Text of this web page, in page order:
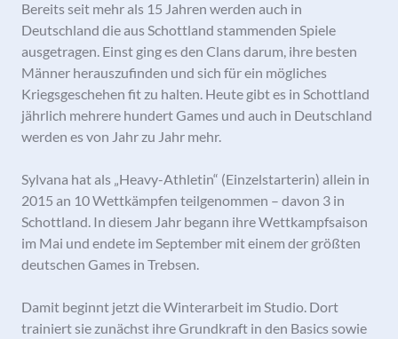
Bereits seit mehr als 15 Jahren werden auch in
Deutschland die aus Schottland stammenden Spiele
ausgetragen. Einst ging es den Clans darum, ihre besten
Männer herauszufinden und sich für ein mögliches
Kriegsgeschehen fit zu halten. Heute gibt es in Schottland
jährlich mehrere hundert Games und auch in Deutschland
werden es von Jahr zu Jahr mehr.
Sylvana hat als „Heavy-Athletin“ (Einzelstarterin) allein in
2015 an 10 Wettkämpfen teilgenommen – davon 3 in
Schottland. In diesem Jahr begann ihre Wettkampfsaison
im Mai und endete im September mit einem der größten
deutschen Games in Trebsen.
Damit beginnt jetzt die Winterarbeit im Studio. Dort
trainiert sie zunächst ihre Grundkraft in den Basics sowie